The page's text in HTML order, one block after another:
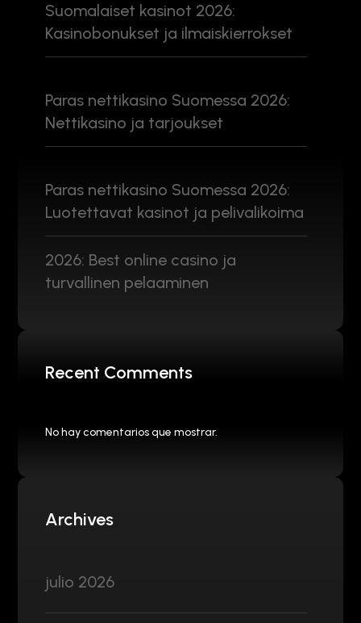
Suomalaiset kasinot 2026:
Kasinobonukset ja ilmaiskierrokset
Paras nettikasino Suomessa 2026:
Nettikasino ja tarjoukset
Paras nettikasino Suomessa 2026:
Luotettavat kasinot ja pelivalikoima
2026: Best online casino ja
turvallinen pelaaminen
Recent Comments
No hay comentarios que mostrar.
Archives
julio 2026